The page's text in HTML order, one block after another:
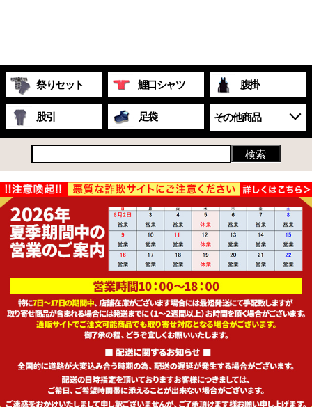
祭りセット 鯉口シャツ 腹掛
股引 足袋 その他商品